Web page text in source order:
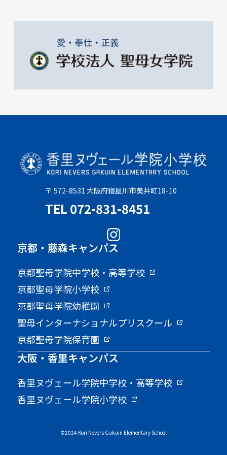
〒 572-8531 大阪府寝屋川市美井町18-10
TEL 072-831-8451
京都・藤森キャンパス
京都聖母学院中学校・高等学校
京都聖母学院小学校
京都聖母学院幼稚園
聖母インターナショナルプリスクール
京都聖母学院保育園
大阪・香里キャンパス
香里ヌヴェール学院中学校・高等学校
香里ヌヴェール学院小学校
©2024 Kori Nevers Gakuin Elementary School